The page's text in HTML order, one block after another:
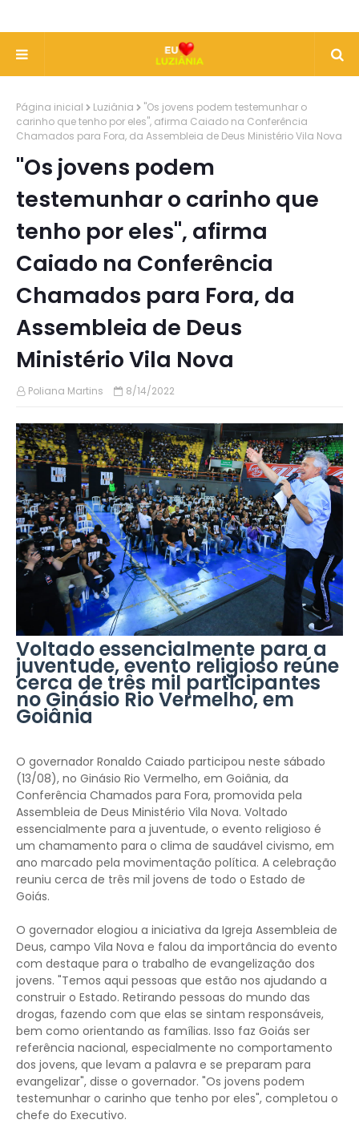
Página inicial Luziânia
"Os jovens podem testemunhar o
carinho que tenho por eles", afirma Caiado na Conferência
Chamados para Fora, da Assembleia de Deus Ministério Vila Nova
"Os jovens podem
testemunhar o carinho que
tenho por eles", afirma
Caiado na Conferência
Chamados para Fora, da
Assembleia de Deus
Ministério Vila Nova
Poliana Martins 8/14/2022
Voltado essencialmente para a
juventude, evento religioso reúne
cerca de três mil participantes
no Ginásio Rio Vermelho, em
Goiânia
O governador Ronaldo Caiado participou neste sábado
(13/08), no Ginásio Rio Vermelho, em Goiânia, da
Conferência Chamados para Fora, promovida pela
Assembleia de Deus Ministério Vila Nova. Voltado
essencialmente para a juventude, o evento religioso é
um chamamento para o clima de saudável civismo, em
ano marcado pela movimentação política. A celebração
reuniu cerca de três mil jovens de todo o Estado de
Goiás.
O governador elogiou a iniciativa da Igreja Assembleia de
Deus, campo Vila Nova e falou da importância do evento
com destaque para o trabalho de evangelização dos
jovens. "Temos aqui pessoas que estão nos ajudando a
construir o Estado. Retirando pessoas do mundo das
drogas, fazendo com que elas se sintam responsáveis,
bem como orientando as famílias. Isso faz Goiás ser
referência nacional, especialmente no comportamento
dos jovens, que levam a palavra e se preparam para
evangelizar", disse o governador. "Os jovens podem
testemunhar o carinho que tenho por eles", completou o
chefe do Executivo.